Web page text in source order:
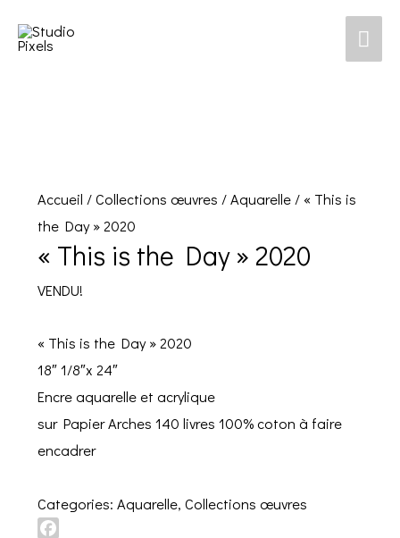
Accueil /Collections œuvres /Aquarelle/ « This is
the Day » 2020
« This is the Day » 2020
VENDU!
« This is the Day » 2020
18″ 1/8″x 24″
Encre aquarelle et acrylique
sur Papier Arches 140 livres 100% coton à faire
encadrer
Categories: Aquarelle, Collections œuvres